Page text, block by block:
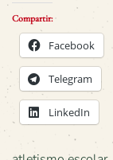
Compartir:
Facebook
Telegram
LinkedIn